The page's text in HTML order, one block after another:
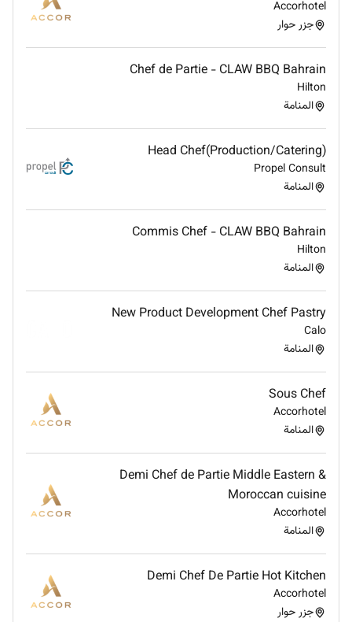
exhaustive. Other tasks and responsibilities of a
broadly comparable nature may be added on a
temporary or permanent basis as appropriate
Qualifications :
Reading writing and oral proficiency in the
English language.
Good communication and customer contact
skills.
Experience:
Minimum 1-year experience in similar role
Additional Information :
Additional information
Employee benefit card offering discounted rates
in Accor worldwide
Learning programs through our Academies
Opportunity to develop your talent and grow
within your property and across the world!
Ability to make a difference through our
Corporate Social Responsibility activities.
Remote Work :
No
Accorhotel
جزر حوار
Chef de Partie - CLAW BBQ Bahrain
Hilton
المنامة
Head Chef(Production/Catering)
Propel Consult
المنامة
Commis Chef - CLAW BBQ Bahrain
Hilton
المنامة
New Product Development Chef Pastry
Calo
المنامة
Sous Chef
Accorhotel
المنامة
Demi Chef de Partie Middle Eastern &
Moroccan cuisine
Accorhotel
المنامة
Demi Chef De Partie Hot Kitchen
Accorhotel
جزر حوار